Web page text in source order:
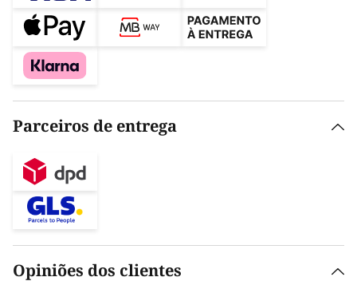
Parceiros de entrega
Opiniões dos clientes